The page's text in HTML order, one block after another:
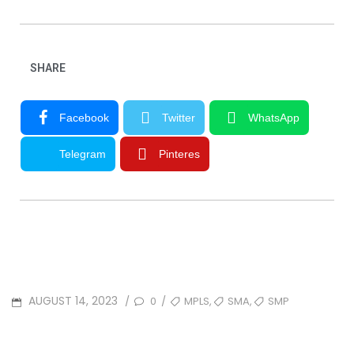
SHARE
Facebook Twitter WhatsApp
Telegram Pinteres
AUGUST 14, 2023 / 0 / MPLS, SMA, SMP